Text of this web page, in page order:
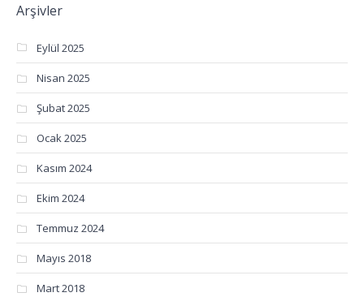
Arşivler
Eylül 2025
Nisan 2025
Şubat 2025
Ocak 2025
Kasım 2024
Ekim 2024
Temmuz 2024
Mayıs 2018
Mart 2018